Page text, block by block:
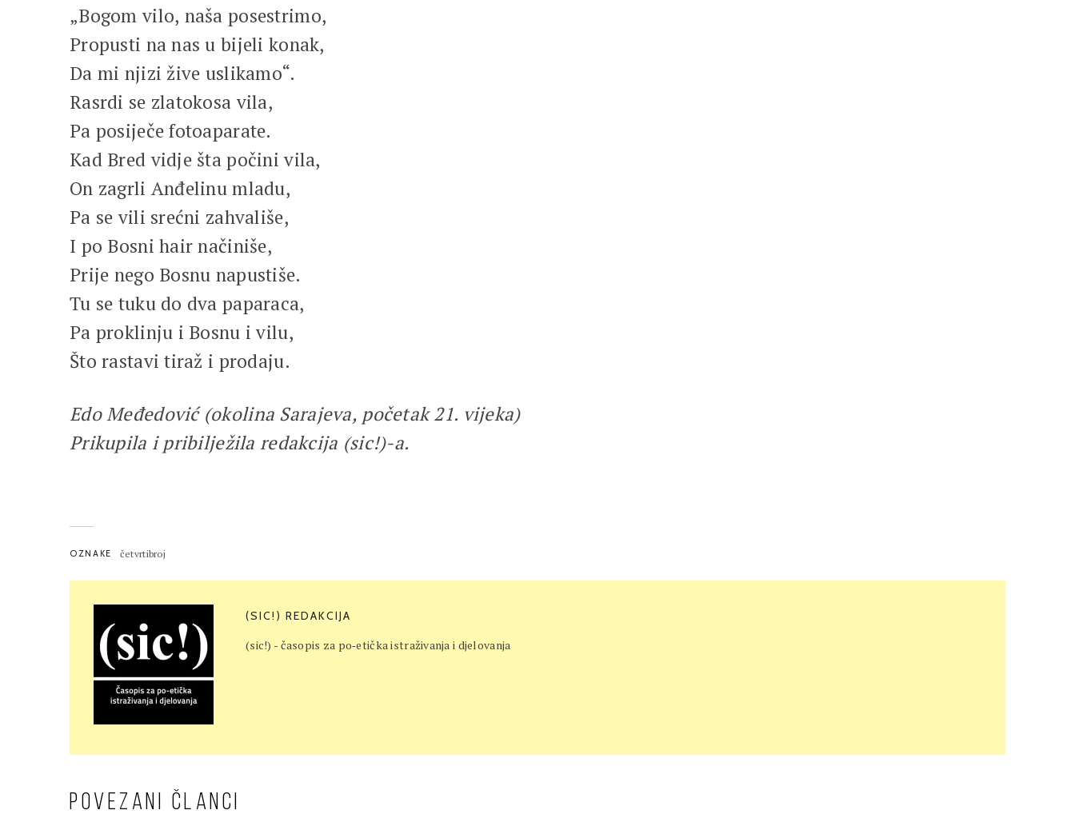
„Bogom vilo, naša posestrimo,
Propusti na nas u bijeli konak,
Da mi njizi žive uslikamo“.
Rasrdi se zlatokosa vila,
Pa posiječe fotoaparate.
Kad Bred vidje šta počini vila,
On zagrli Anđelinu mladu,
Pa se vili srećni zahvališe,
I po Bosni hair načiniše,
Prije nego Bosnu napustiše.
Tu se tuku do dva paparaca,
Pa proklinju i Bosnu i vilu,
Što rastavi tiraž i prodaju.
Edo Međedović (okolina Sarajeva, početak 21. vijeka)
Prikupila i pribilježila redakcija (sic!)-a.
OZNAKE četvrtibroj
(SIC!) REDAKCIJA
(sic!) - časopis za po‐etička istraživanja i djelovanja
POVEZANI ČLANCI